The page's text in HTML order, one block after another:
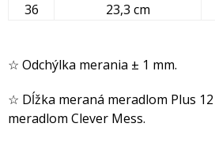
36
23,3 cm
☆ Odchýlka merania ± 1 mm.
☆ Dĺžka meraná meradlom Plus
meradlom Clever Mess.